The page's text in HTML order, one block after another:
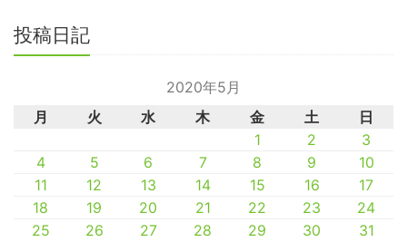
投稿日記
2020年5月
月
火 水 木 金 土
日
1
2
3
4
5 6 7 8 9
10
11
12 13 14 15 16
17
18
19 20 21 22 23
24
25
26 27 28 29 30
31